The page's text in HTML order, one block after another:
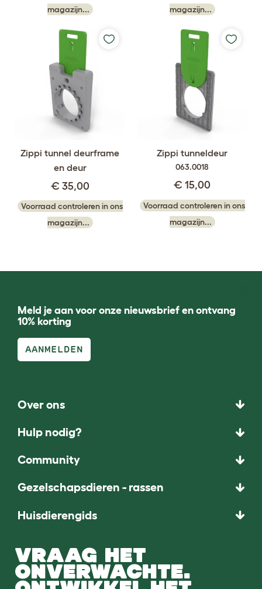
magazijn...
magazijn...
Zippi tunnel deurframe
en deur
€ 35,00
Voorraad controleren in ons
magazijn...
Zippi tunneldeur
063.0018
€ 15,00
Voorraad controleren in ons
magazijn...
Meld je aan voor onze nieuwsbrief en ontvang
10% korting
AANMELDEN
Over ons
Hulp nodig?
Community
Gezelschapsdieren - rassen
Huisdierengids
VRAAG HET
ONVERWACHTE.